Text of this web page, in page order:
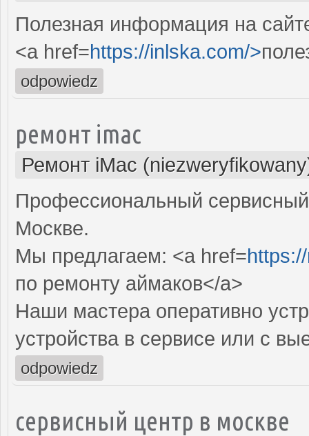
Полезная информация на
<a href=https://inlska.com/>
odpowiedz
ремонт imac
Ремонт iMac
Профессиональный
Москве.
Мы предлагаем: <a href=
по ремонту аймаков</a>
Наши мастера оперативно
устройства в сервисе или с
odpowiedz
сервисный центр в москве